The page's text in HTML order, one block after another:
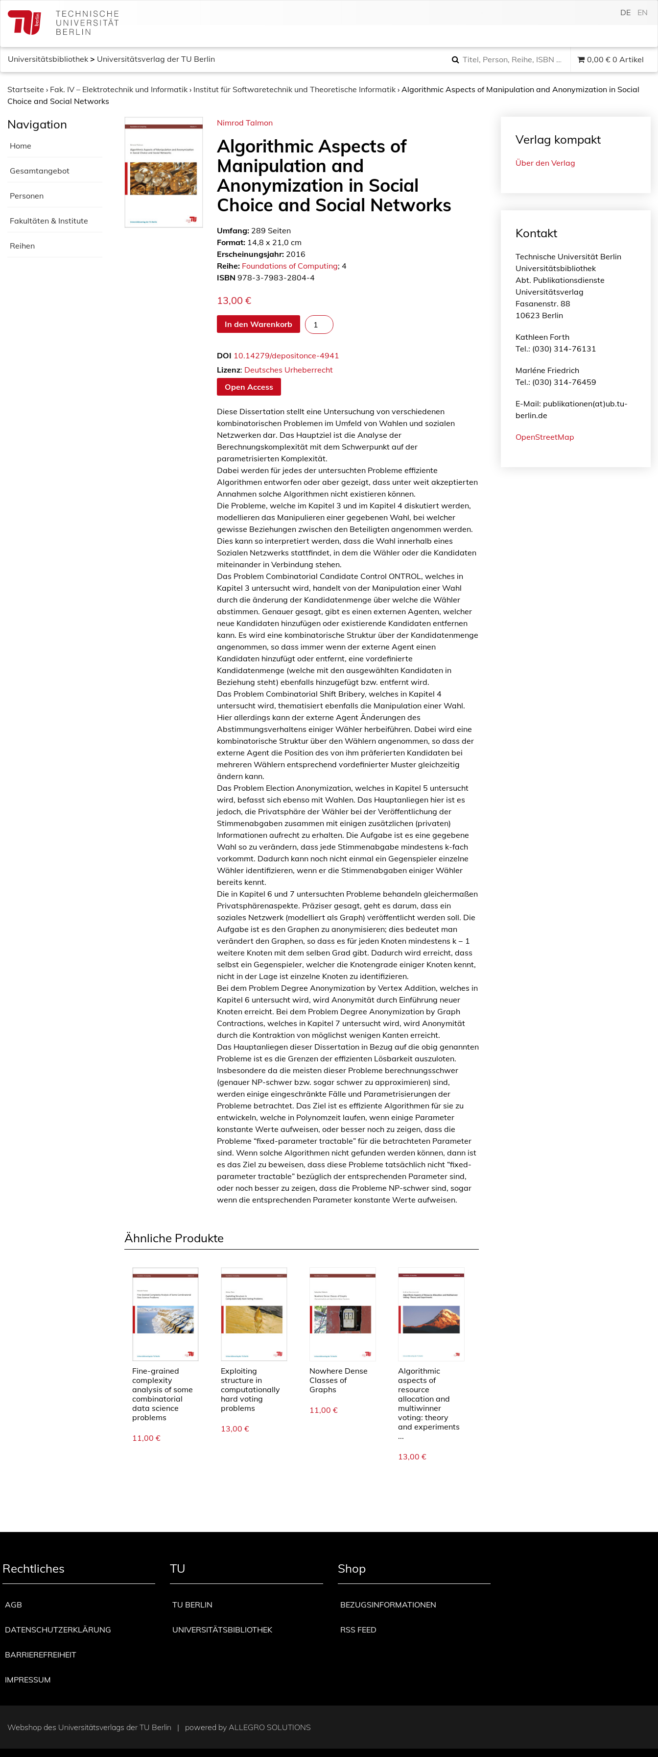
c
DE EN
Universitätsbibliothek > Universitätsverlag der TU Berlin 0,00 € 0 Artikel
Startseite › Fak. IV – Elektrotechnik und Informatik › Institut für Softwaretechnik und Theoretische Informatik › Algorithmic Aspects of Manipulation and Anonymization in Social
Choice and Social Networks
Navigation
Home
Gesamtangebot
Personen
Fakultäten & Institute
Reihen
Nimrod Talmon
Algorithmic Aspects of
Manipulation and
Anonymization in Social
Choice and Social Networks
Umfang: 289 Seiten
Format:14,8 x 21,0 cm
Erscheinungsjahr:2016
Reihe: Foundations of Computing; 4
ISBN 978-3-7983-2804-4
13,00 €
In den Warenkorb
A
l
o
r
m
i
c
A
s
p
e
c
t
s
o
f
M
a
n
i
p
u
l
a
t
i
o
n
a
n
d
A
n
o
n
m
i
z
a
t
i
o
n
n
S
o
c
i
a
l
C
h
o
i
c
e
a
n
d
S
o
c
i
a
l
N
e
t
w
o
M
DOI 10.14279/depositonce-4941
Lizenz: Deutsches Urheberrecht
Open Access
Diese Dissertation stellt eine Untersuchung von verschiedenen
kombinatorischen Problemen im Umfeld von Wahlen und sozialen
Netzwerken dar. Das Hauptziel ist die Analyse der
Berechnungskomplexität mit dem Schwerpunkt auf der
parametrisierten Komplexität.
Dabei werden für jedes der untersuchten Probleme effiziente
Algorithmen entworfen oder aber gezeigt, dass unter weit akzeptierten
Annahmen solche Algorithmen nicht existieren können.
Die Probleme, welche im Kapitel 3 und im Kapitel 4 diskutiert werden,
modellieren das Manipulieren einer gegebenen Wahl, bei welcher
gewisse Beziehungen zwischen den Beteiligten angenommen werden.
Dies kann so interpretiert werden, dass die Wahl innerhalb eines
Sozialen Netzwerks stattfindet, in dem die Wähler oder die Kandidaten
miteinander in Verbindung stehen.
Das Problem Combinatorial Candidate Control ONTROL, welches in
Kapitel 3 untersucht wird, handelt von der Manipulation einer Wahl
durch die änderung der Kandidatenmenge über welche die Wähler
abstimmen. Genauer gesagt, gibt es einen externen Agenten, welcher
neue Kandidaten hinzufügen oder existierende Kandidaten entfernen
kann. Es wird eine kombinatorische Struktur über der Kandidatenmenge
angenommen, so dass immer wenn der externe Agent einen
Kandidaten hinzufügt oder entfernt, eine vordefinierte
Kandidatenmenge (welche mit den ausgewählten Kandidaten in
Beziehung steht) ebenfalls hinzugefügt bzw. entfernt wird.
Das Problem Combinatorial Shift Bribery, welches in Kapitel 4
untersucht wird, thematisiert ebenfalls die Manipulation einer Wahl.
Hier allerdings kann der externe Agent Änderungen des
Abstimmungsverhaltens einiger Wähler herbeiführen. Dabei wird eine
kombinatorische Struktur über den Wählern angenommen, so dass der
externe Agent die Position des von ihm präferierten Kandidaten bei
mehreren Wählern entsprechend vordefinierter Muster gleichzeitig
ändern kann.
Das Problem Election Anonymization, welches in Kapitel 5 untersucht
wird, befasst sich ebenso mit Wahlen. Das Hauptanliegen hier ist es
jedoch, die Privatsphäre der Wähler bei der Veröffentlichung der
Stimmenabgaben zusammen mit einigen zusätzlichen (privaten)
Informationen aufrecht zu erhalten. Die Aufgabe ist es eine gegebene
Wahl so zu verändern, dass jede Stimmenabgabe mindestens k-fach
vorkommt. Dadurch kann noch nicht einmal ein Gegenspieler einzelne
Wähler identifizieren, wenn er die Stimmenabgaben einiger Wähler
bereits kennt.
Die in Kapitel 6 und 7 untersuchten Probleme behandeln gleichermaßen
Privatsphärenaspekte. Präziser gesagt, geht es darum, dass ein
soziales Netzwerk (modelliert als Graph) veröffentlicht werden soll. Die
Aufgabe ist es den Graphen zu anonymisieren; dies bedeutet man
verändert den Graphen, so dass es für jeden Knoten mindestens k − 1
weitere Knoten mit dem selben Grad gibt. Dadurch wird erreicht, dass
selbst ein Gegenspieler, welcher die Knotengrade einiger Knoten kennt,
nicht in der Lage ist einzelne Knoten zu identifizieren.
Bei dem Problem Degree Anonymization by Vertex Addition, welches in
Kapitel 6 untersucht wird, wird Anonymität durch Einführung neuer
Knoten erreicht. Bei dem Problem Degree Anonymization by Graph
Contractions, welches in Kapitel 7 untersucht wird, wird Anonymität
durch die Kontraktion von möglichst wenigen Kanten erreicht.
Das Hauptanliegen dieser Dissertation in Bezug auf die obig genannten
Probleme ist es die Grenzen der effizienten Lösbarkeit auszuloten.
Insbesondere da die meisten dieser Probleme berechnungsschwer
(genauer NP-schwer bzw. sogar schwer zu approximieren) sind,
werden einige eingeschränkte Fälle und Parametrisierungen der
Probleme betrachtet. Das Ziel ist es effiziente Algorithmen für sie zu
entwickeln, welche in Polynomzeit laufen, wenn einige Parameter
konstante Werte aufweisen, oder besser noch zu zeigen, dass die
Probleme “fixed-parameter tractable” für die betrachteten Parameter
sind. Wenn solche Algorithmen nicht gefunden werden können, dann ist
es das Ziel zu beweisen, dass diese Probleme tatsächlich nicht “fixed-
parameter tractable” bezüglich der entsprechenden Parameter sind,
oder noch besser zu zeigen, dass die Probleme NP-schwer sind, sogar
wenn die entsprechenden Parameter konstante Werte aufweisen.
Ähnliche Produkte
Fine-grained
complexity
analysis of some
combinatorial
data science
problems
11,00 €
Exploiting
structure in
computationally
hard voting
problems
13,00 €
Nowhere Dense
Classes of
Graphs
11,00 €
Algorithmic
aspects of
resource
allocation and
multiwinner
voting: theory
and experiments
...
13,00 €
Verlag kompakt
Über den Verlag
Kontakt
Technische Universität Berlin
Universitätsbibliothek
Abt. Publikationsdienste
Universitätsverlag
Fasanenstr. 88
10623 Berlin
Kathleen Forth
Tel.: (030) 314-76131
Marléne Friedrich
Tel.: (030) 314-76459
E-Mail: publikationen(at)ub.tu-
berlin.de
OpenStreetMap
Rechtliches
AGB
DATENSCHUTZERKLÄRUNG
BARRIEREFREIHEIT
IMPRESSUM
TU
TU BERLIN
UNIVERSITÄTSBIBLIOTHEK
Shop
BEZUGSINFORMATIONEN
RSS FEED
Webshop des Universitätsverlags der TU Berlin | powered by ALLEGRO SOLUTIONS